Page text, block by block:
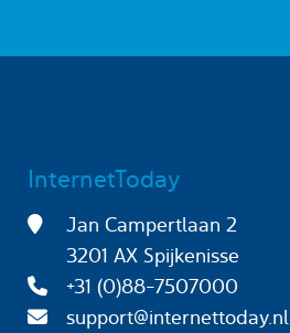
InternetToday
Jan Campertlaan 2
3201 AX Spijkenisse
+31 (0)88-7507000
support@internettoday.nl